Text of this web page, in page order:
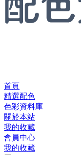
首頁
精選配色
色彩資料庫
關於本站
我的收藏
會員中心
我的收藏